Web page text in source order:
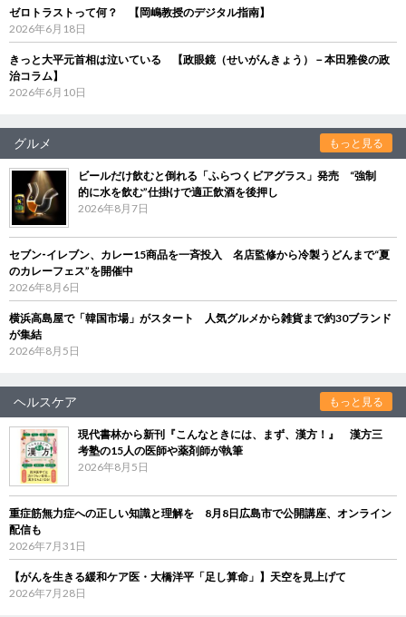
ゼロトラストって何？ 【岡嶋教授のデジタル指南】
2026年6月18日
きっと大平元首相は泣いている 【政眼鏡（せいがんきょう）－本田雅俊の政
治コラム】
2026年6月10日
グルメ もっと見る
ビールだけ飲むと倒れる「ふらつくビアグラス」発売 “強制
的に水を飲む”仕掛けで適正飲酒を後押し
2026年8月7日
セブン‐イレブン、カレー15商品を一斉投入 名店監修から冷製うどんまで“夏
のカレーフェス”を開催中
2026年8月6日
横浜高島屋で「韓国市場」がスタート 人気グルメから雑貨まで約30ブランド
が集結
2026年8月5日
ヘルスケア もっと見る
現代書林から新刊『こんなときには、まず、漢方！』 漢方三
考塾の15人の医師や薬剤師が執筆
2026年8月5日
重症筋無力症への正しい知識と理解を 8月8日広島市で公開講座、オンライン
配信も
2026年7月31日
【がんを生きる緩和ケア医・大橋洋平「足し算命」】天空を見上げて
2026年7月28日